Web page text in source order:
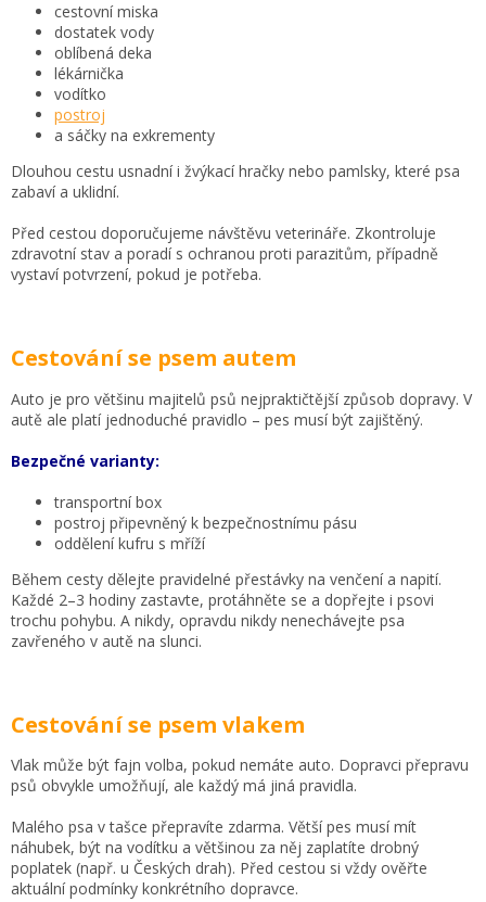
cestovní miska
dostatek vody
oblíbená deka
lékárnička
vodítko
postroj
a sáčky na exkrementy
Dlouhou cestu usnadní i žvýkací hračky nebo pamlsky, které psa
zabaví a uklidní.
Před cestou doporučujeme návštěvu veterináře. Zkontroluje
zdravotní stav a poradí s ochranou proti parazitům, případně
vystaví potvrzení, pokud je potřeba.
Cestování se psem autem
Auto je pro většinu majitelů psů nejpraktičtější způsob dopravy. V
autě ale platí jednoduché pravidlo – pes musí být zajištěný.
Bezpečné varianty:
transportní box
postroj připevněný k bezpečnostnímu pásu
oddělení kufru s mříží
Během cesty dělejte pravidelné přestávky na venčení a napití.
Každé 2–3 hodiny zastavte, protáhněte se a dopřejte i psovi
trochu pohybu. A nikdy, opravdu nikdy nenechávejte psa
zavřeného v autě na slunci.
Cestování se psem vlakem
Vlak může být fajn volba, pokud nemáte auto. Dopravci přepravu
psů obvykle umožňují, ale každý má jiná pravidla.
Malého psa v tašce přepravíte zdarma. Větší pes musí mít
náhubek, být na vodítku a většinou za něj zaplatíte drobný
poplatek (např. u Českých drah). Před cestou si vždy ověřte
aktuální podmínky konkrétního dopravce.